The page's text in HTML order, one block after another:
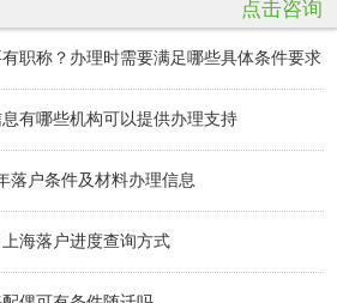
点击咨询
有职称？办理时需要满足哪些具体条件要求
息有哪些机构可以提供办理支持
落户条件及材料办理信息
海落户进度查询方式